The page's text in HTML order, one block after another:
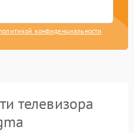
политикой конфиденциальности
телевизора